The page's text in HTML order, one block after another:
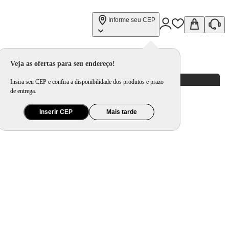
Informe seu CEP
Veja as ofertas para seu endereço!
Insira seu CEP e confira a disponibilidade dos produtos e prazo
de entrega.
Inserir CEP Mais tarde